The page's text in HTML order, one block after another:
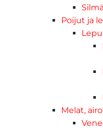
Poijut ja
Melat,